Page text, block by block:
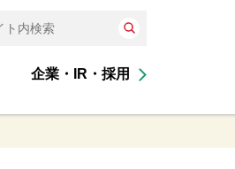
企業・IR・採用